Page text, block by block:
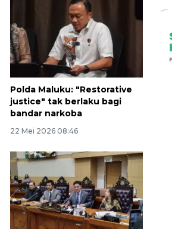
Polda Maluku: "Restorative
justice" tak berlaku bagi
bandar narkoba
22 Mei 2026 08:46